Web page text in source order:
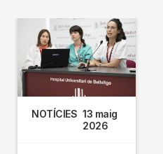
NOTÍCIES 13 maig
2026